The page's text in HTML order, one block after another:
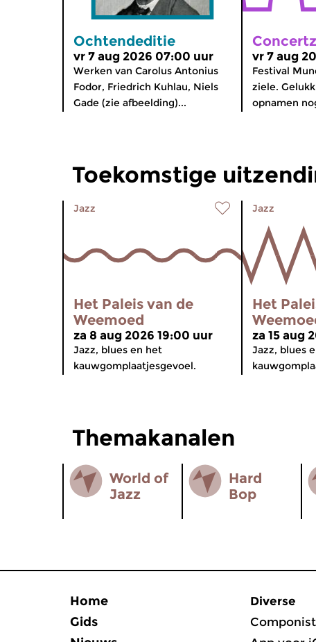
Ochtendeditie
vr 7 aug 2026 07:00 uur
Werken van Carolus Antonius
Fodor, Friedrich Kuhlau, Niels
Gade (zie afbeelding)...
vr 7 aug
Festival
ziele.
opnamen
Toekomstige
Jazz
Het Paleis van de
Weemoed
za 8 aug 2026 19:00 uur
Jazz, blues en het
kauwgomplaatjesgevoel.
Jazz
Het
za 15 aug
Jazz, blues
Themakanalen
World of
Jazz
Hard
Bop
Home
Gids
Diverse